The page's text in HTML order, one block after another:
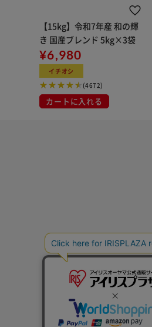
【15kg】令和7年産 和の輝
き 国産ブレンド 5kg×3袋
¥6,980
イチオシ
(4672)
カートに入れる
特